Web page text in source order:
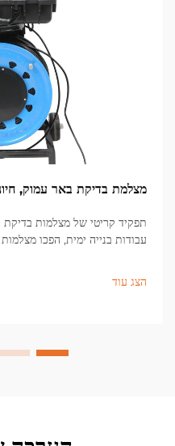
מצלמת בדיקת באר עמוק,
תפקיד קריטי של מצלמות בדיקת
עבודות בנייה ימית, הפכו מצלמות
הצג עוד